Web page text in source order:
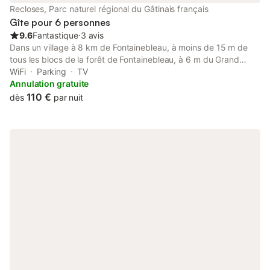
Tous les lits sont équipés de literie neuve et les draps sont
fournis. Le
Recloses, Parc naturel régional du Gâtinais français
Gîte pour 6 personnes
9.6Fantastique⋅3 avis
Dans un village à 8 km de Fontainebleau, à moins de 15 m de
tous les blocs de la forêt de Fontainebleau, à 6 m du Grand
Parquet. Petite maison entièrement rénovée, meublée et
équipée de 75 m² avec une entrée, penderie, toilettes. Une
grande pièce de 35 m², cuisine, salle à manger et salon À
WiFi Parking
TV
Annulation gratuite
dès 110 € par nuit